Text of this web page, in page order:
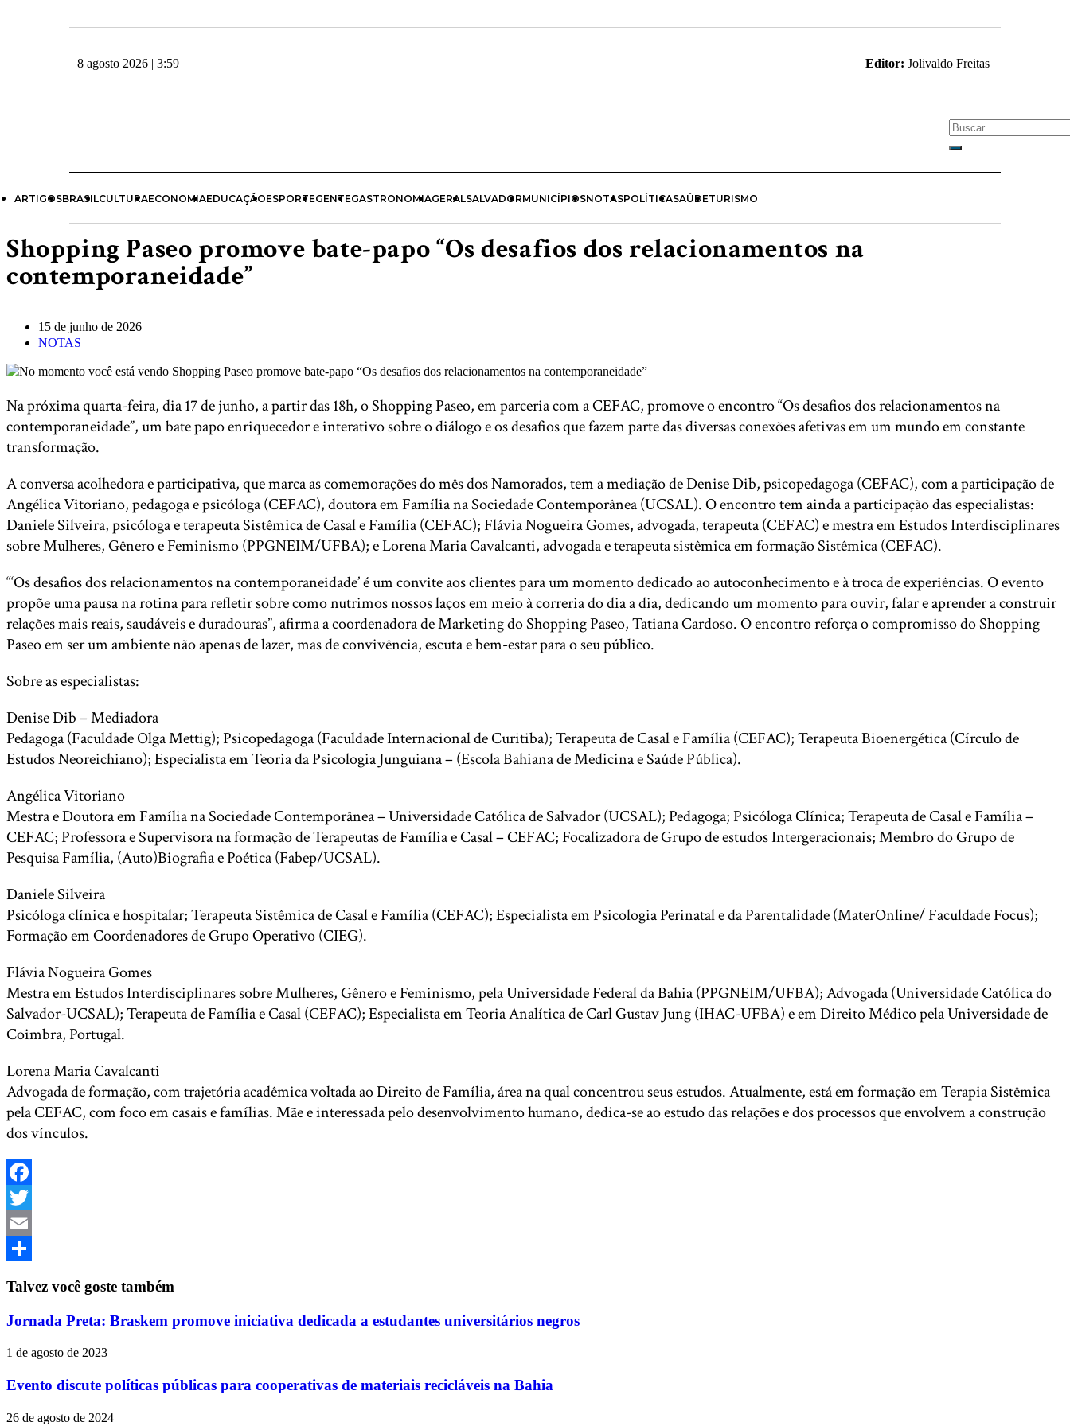
8 agosto 2026 | 3:59 Editor:Jolivaldo Freitas
ARTIGOSBRASILCULTURAECONOMIAEDUCAÇÃOESPORTEGENTEGASTRONOMIAGERALSALVADORMUNICÍPIOSNOTASPOLÍTICASAÚDETURISMO
Shopping Paseo promove bate-papo “Os desafios dos relacionamentos na
contemporaneidade”
15 de junho de 2026
NOTAS
Na próxima quarta-feira, dia 17 de junho, a partir das 18h, o Shopping Paseo, em parceria com a CEFAC, promove o encontro “Os desafios dos relacionamentos na
contemporaneidade”, um bate papo enriquecedor e interativo sobre o diálogo e os desafios que fazem parte das diversas conexões afetivas em um mundo em constante
transformação.
A conversa acolhedora e participativa, que marca as comemorações do mês dos Namorados, tem a mediação de Denise Dib, psicopedagoga (CEFAC), com a participação de
Angélica Vitoriano, pedagoga e psicóloga (CEFAC), doutora em Família na Sociedade Contemporânea (UCSAL). O encontro tem ainda a participação das especialistas:
Daniele Silveira, psicóloga e terapeuta Sistêmica de Casal e Família (CEFAC); Flávia Nogueira Gomes, advogada, terapeuta (CEFAC) e mestra em Estudos Interdisciplinares
sobre Mulheres, Gênero e Feminismo (PPGNEIM/UFBA); e Lorena Maria Cavalcanti, advogada e terapeuta sistêmica em formação Sistêmica (CEFAC).
“‘Os desafios dos relacionamentos na contemporaneidade’ é um convite aos clientes para um momento dedicado ao autoconhecimento e à troca de experiências. O evento
propõe uma pausa na rotina para refletir sobre como nutrimos nossos laços em meio à correria do dia a dia, dedicando um momento para ouvir, falar e aprender a construir
relações mais reais, saudáveis e duradouras”, afirma a coordenadora de Marketing do Shopping Paseo, Tatiana Cardoso. O encontro reforça o compromisso do Shopping
Paseo em ser um ambiente não apenas de lazer, mas de convivência, escuta e bem-estar para o seu público.
Sobre as especialistas:
Denise Dib – Mediadora
Pedagoga (Faculdade Olga Mettig); Psicopedagoga (Faculdade Internacional de Curitiba); Terapeuta de Casal e Família (CEFAC); Terapeuta Bioenergética (Círculo de
Estudos Neoreichiano); Especialista em Teoria da Psicologia Junguiana – (Escola Bahiana de Medicina e Saúde Pública).
Angélica Vitoriano
Mestra e Doutora em Família na Sociedade Contemporânea – Universidade Católica de Salvador (UCSAL); Pedagoga; Psicóloga Clínica; Terapeuta de Casal e Família –
CEFAC; Professora e Supervisora na formação de Terapeutas de Família e Casal – CEFAC; Focalizadora de Grupo de estudos Intergeracionais; Membro do Grupo de
Pesquisa Família, (Auto)Biografia e Poética (Fabep/UCSAL).
Daniele Silveira
Psicóloga clínica e hospitalar; Terapeuta Sistêmica de Casal e Família (CEFAC); Especialista em Psicologia Perinatal e da Parentalidade (MaterOnline/ Faculdade Focus);
Formação em Coordenadores de Grupo Operativo (CIEG).
Flávia Nogueira Gomes
Mestra em Estudos Interdisciplinares sobre Mulheres, Gênero e Feminismo, pela Universidade Federal da Bahia (PPGNEIM/UFBA); Advogada (Universidade Católica do
Salvador-UCSAL); Terapeuta de Família e Casal (CEFAC); Especialista em Teoria Analítica de Carl Gustav Jung (IHAC-UFBA) e em Direito Médico pela Universidade de
Coimbra, Portugal.
Lorena Maria Cavalcanti
Advogada de formação, com trajetória acadêmica voltada ao Direito de Família, área na qual concentrou seus estudos. Atualmente, está em formação em Terapia Sistêmica
pela CEFAC, com foco em casais e famílias. Mãe e interessada pelo desenvolvimento humano, dedica-se ao estudo das relações e dos processos que envolvem a construção
dos vínculos.
Facebook
Twitter
Email
Talvez você goste também
Jornada Preta: Braskem promove iniciativa dedicada a estudantes universitários negros
1 de agosto de 2023
Evento discute políticas públicas para cooperativas de materiais recicláveis na Bahia
26 de agosto de 2024